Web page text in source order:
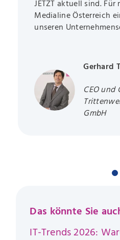
JETZT aktuell sind.
Medialine Österreich
unseren
Gerhard
CEO und
GmbH
Das könnte Sie
IT-Trends 2026: